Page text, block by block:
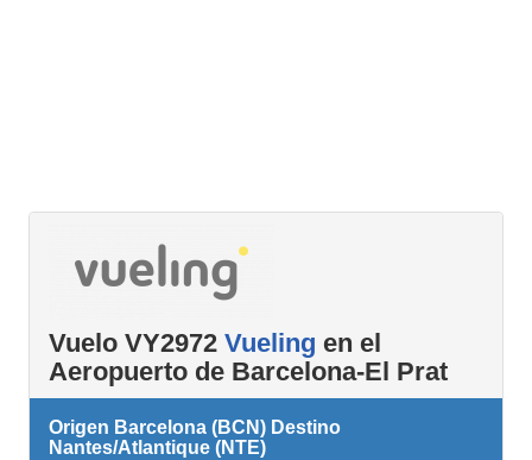
Vuelo VY2972 Vueling en el
Aeropuerto de Barcelona-El Prat
Origen Barcelona (BCN) Destino
Nantes/Atlantique (NTE)